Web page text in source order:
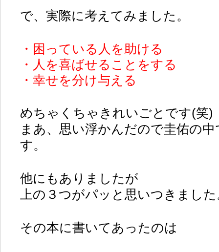
で、実際に考えてみました。
・困っている人を助ける
・人を喜ばせることをする
・幸せを分け与える
めちゃくちゃきれいごとです(笑)
まあ、思い浮かんだので圭佑の
す。
他にもありましたが
上の３つがパッと思いつきまし
その本に書いてあったのは